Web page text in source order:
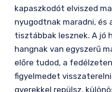
kapaszkodót elviszed
nyugodtnak maradni, és
tisztábbak lesznek. A jó
hangnak van egyszerű
előre tudod, a
figyelmedet
gyerekkel repülsz,